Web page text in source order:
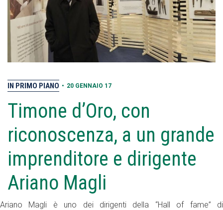
IN PRIMO PIANO • 20 GENNAIO 17
Timone d’Oro, con
riconoscenza, a un grande
imprenditore e dirigente
Ariano Magli
Ariano Magli è uno dei dirigenti della “Hall of fame” di